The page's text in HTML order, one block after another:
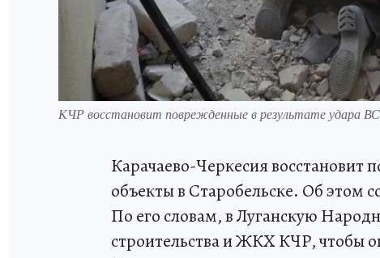
КЧР восстановит поврежденные в результате удара
Карачаево-Черкесия восстановит
объекты в Старобельске. Об этом
По его словам, в Луганскую
строительства и ЖКХ КЧР, чтобы